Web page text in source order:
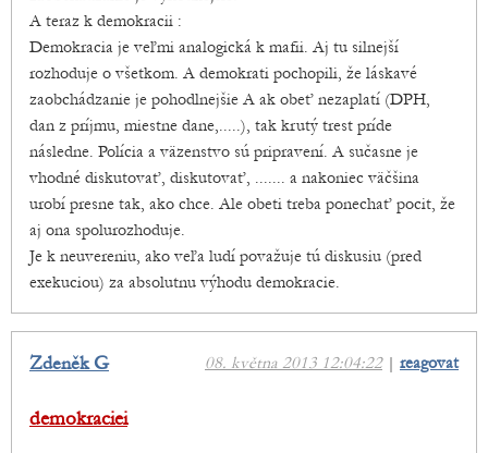
A teraz k demokracii :
Demokracia je veľmi analogická k mafii. Aj tu silnejší
rozhoduje o všetkom. A demokrati pochopili, že láskavé
zaobchádzanie je pohodlnejšie A ak obeť nezaplatí (DPH,
dan z príjmu, miestne dane,.....), tak krutý trest príde
následne. Polícia a väzenstvo sú pripravení. A sučasne je
vhodné diskutovať, diskutovať, ....... a nakoniec väčšina
urobí presne tak, ako chce. Ale obeti treba ponechať pocit, že
aj ona spolurozhoduje.
Je k neuvereniu, ako veľa ludí považuje tú diskusiu (pred
exekuciou) za absolutnu výhodu demokracie.
08. května 2013 12:04:22| reagovat
Zdeněk G
demokraciei